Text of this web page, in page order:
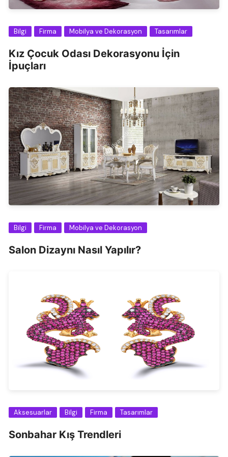
Bilgi Firma Mobilya ve Dekorasyon Tasarımlar
Kız Çocuk Odası Dekorasyonu İçin
İpuçları
Bilgi Firma Mobilya ve Dekorasyon
Salon Dizaynı Nasıl Yapılır?
Aksesuarlar Bilgi Firma Tasarımlar
Sonbahar Kış Trendleri